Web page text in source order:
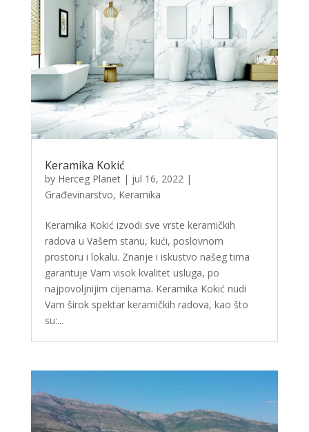
Keramika Kokić
by Herceg Planet| jul 16, 2022|
Građevinarstvo, Keramika
Keramika Kokić izvodi sve vrste keramičkih
radova u Vašem stanu, kući, poslovnom
prostoru i lokalu. Znanje i iskustvo našeg tima
garantuje Vam visok kvalitet usluga, po
najpovoljnijim cijenama. Keramika Kokić nudi
Vam širok spektar keramičkih radova, kao što
su:...